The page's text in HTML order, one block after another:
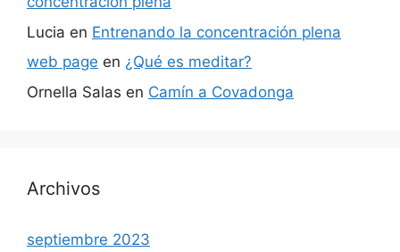
Lucia en Entrenando la concentración plena
web page en ¿Qué es meditar?
Ornella Salas en Camín a Covadonga
Archivos
septiembre 2023